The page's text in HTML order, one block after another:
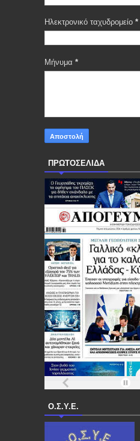
Ηλεκτρονικό ταχυδρομείο *
Μήνυμα *
ΠΡΩΤΟΣΕΛΙΔΑ
Ο.Σ.Υ.Ε.